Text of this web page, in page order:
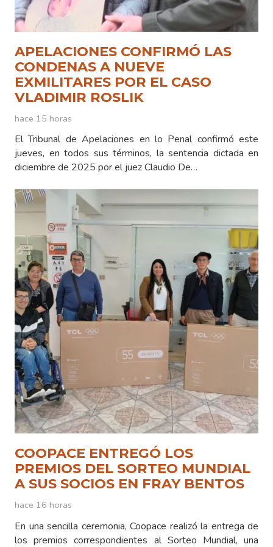
APELACIONES CONFIRMÓ LAS
CONDENAS A NUEVE
EXMILITARES POR EL CASO
VLADIMIR ROSLIK
hace 15 horas
El Tribunal de Apelaciones en lo Penal confirmó este
jueves, en todos sus términos, la sentencia dictada en
diciembre de 2025 por el juez Claudio De…
COOPACE ENTREGÓ LOS
PREMIOS DEL SORTEO MUNDIAL
A SUS SOCIOS EN FRAY BENTOS
hace 16 horas
En una sencilla ceremonia, Coopace realizó la entrega de
los premios correspondientes al Sorteo Mundial, una